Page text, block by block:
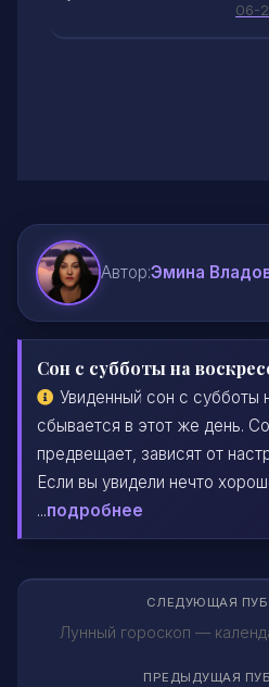
06-
Автор:Эмина
Сон с субботы на
Увиденный сон с субботы
сбывается в этот же день.
предвещает, зависят от
Если вы увидели нечто
...подробнее
СЛЕДУЮЩАЯ
Лунный гороскоп —
ПРЕДЫДУЩАЯ